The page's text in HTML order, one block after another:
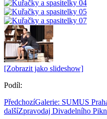
[Zobrazit jako slideshow]
Podíl:
PředchozíGalerie: SUMUS
dalšíZpravodaj Divadelního